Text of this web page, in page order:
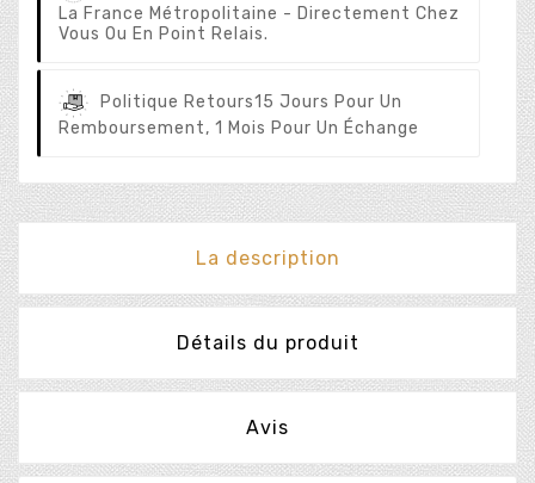
La France Métropolitaine - Directement Chez
Vous Ou En Point Relais.
Politique Retours15 Jours Pour Un
Remboursement, 1 Mois Pour Un Échange
La description
Détails du produit
Avis